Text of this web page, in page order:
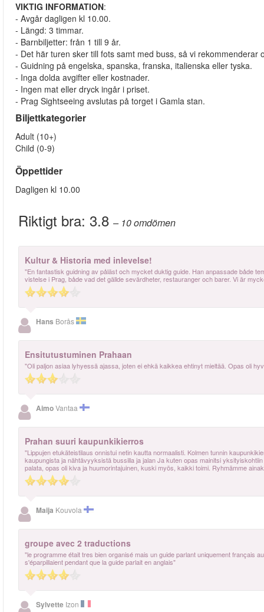
VIKTIG INFORMATION:
- Avgår dagligen kl 10.00.
- Längd: 3 timmar.
- Barnbiljetter: från 1 till 9 år.
- Det här turen sker till fots samt med buss, så vi rekommenderar
- Guidning på engelska, spanska, franska, italienska eller tyska.
- Inga dolda avgifter eller kostnader.
- Ingen mat eller dryck ingår i priset.
- Prag Sightseeing avslutas på torget i Gamla stan.
Biljettkategorier
Adult (10+)
Child (0-9)
Öppettider
Dagligen kl 10.00
Riktigt bra: 3.8 – 10omdömen
Kultur & Historia med inlevelse!
"En fantastisk guidning av påläst och mycket duktig guide. Han anpassade både
vistelse i Prag, både vad det gällde sevärdheter, restauranger och barer. Vi är
Hans Borås
Ensitutustuminen Prahaan
"Oli paljon asiaa lyhyessä ajassa, joten ei ehkä kaikkea ehtinyt mieltää. Opas oli
AimoVantaa
Prahan suuri kaupunkikierros
"Lippujen etukäteistilaus onnistui netin kautta normaalisti. Kolmen tunnin
kaupungista ja nähtävyyksistä bussilla ja jalan Ja kuten opas mainitsi
palata, opas oli kiva ja huumorintajuinen, kuski myös, kaikki toimi. Ryhmämme
Maija Kouvola
groupe avec 2 traductions
"le programme était tres bien organisé mais un guide parlant uniquement français
s'éparpillaient pendant que la guide parlait en anglais"
Sylvette Izon